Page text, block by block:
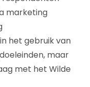
marketing
het gebruik van
maar
met het Wilde